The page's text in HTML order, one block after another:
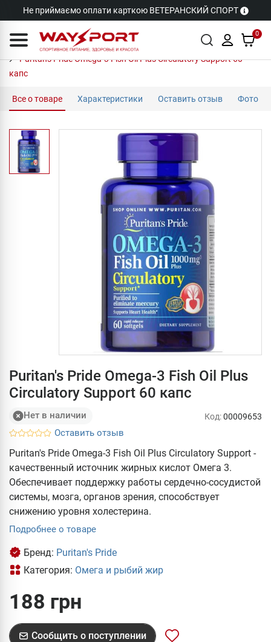
Не приймаємо оплати карткою ВЕТЕРАНСКИЙ СПОРТ
0
Puritan's Pride Omega-3 Fish Oil Plus Circulatory Support 60
капс
Все о товаре Характеристики Оставить отзыв Фото
Puritan's Pride Omega-3 Fish Oil Plus
Circulatory Support 60 капс
Нет в наличии
Оставить отзыв
Код:00009653
Puritan's Pride Omega-3 Fish Oil Plus Circulatory Support -
качественный источник жирных кислот Омега 3.
Обеспечивает поддержку работы сердечно-сосудистой
системы, мозга, органов зрения, способствует
снижению уровня холестерина.
Подробнее о товаре
Бренд: Puritan's Pride
Категория: Омега и рыбий жир
188 грн
Сообщить о поступлении